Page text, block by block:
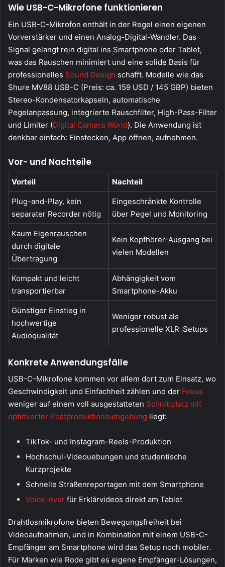
Wie USB-C-Mikrofone funktionieren
Ein USB-C-Mikrofon enthält in der Regel einen eigenen
Vorverstärker und einen Analog-Digital-Wandler. Das
Signal gelangt rein digital ins Smartphone oder Tablet,
was das Rauschen minimiert und eine solide Basis für
professionelles Sound Design schafft. Modelle wie das
Shure MV88 USB-C (Preis: ca. 159 USD / 145 GBP) bieten
Stereo-Kondensatorkapseln, automatische
Pegelanpassung, integrierte Rauschfilter, High-Pass-Filter
und Limiter (Digital Camera World). Die Anwendung ist
denkbar einfach: Einstecken, App öffnen, aufnehmen.
Vor- und Nachteile
Vorteil Nachteil
Plug-and-Play, kein
separater Recorder nötig
Eingeschränkte Kontrolle
über Pegel und Monitoring
Kaum Eigenrauschen
durch digitale
Übertragung
Kein Kopfhörer-Ausgang bei
vielen Modellen
Kompakt und leicht
transportierbar
Abhängigkeit vom
Smartphone-Akku
Günstiger Einstieg in
hochwertige
Audioqualität
Weniger robust als
professionelle XLR-Setups
Konkrete Anwendungsfälle
USB-C-Mikrofone kommen vor allem dort zum Einsatz, wo
Geschwindigkeit und Einfachheit zählen und der Fokus
weniger auf einem voll ausgestatteten Schnittplatz mit
optimierter Postproduktionsumgebung liegt:
TikTok- und Instagram-Reels-Produktion
Hochschul-Videouebungen und studentische
Kurzprojekte
Schnelle Straßenreportagen mit dem Smartphone
Voice-over für Erklärvideos direkt am Tablet
Drahtlosmikrofone bieten Bewegungsfreiheit bei
Videoaufnahmen, und in Kombination mit einem USB-C-
Empfänger am Smartphone wird das Setup noch mobiler.
Für Marken wie Rode gibt es eigene Empfänger-Lösungen,